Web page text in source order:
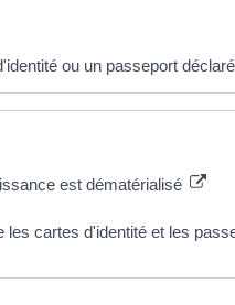
ou un passeport
est dématérialisé
cartes d'identité et les